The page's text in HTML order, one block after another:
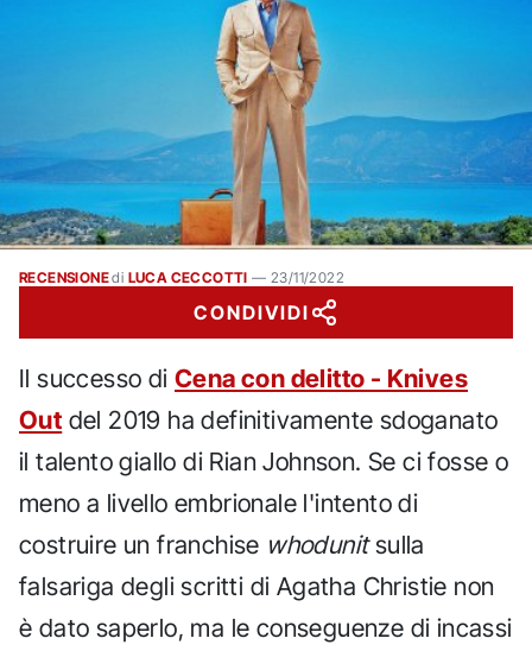
RECENSIONEdi LUCA CECCOTTI —23/11/2022
CONDIVIDI
Il successo di Cena con delitto - Knives
Out del 2019 ha definitivamente sdoganato
il talento giallo di Rian Johnson. Se ci fosse o
meno a livello embrionale l'intento di
costruire un franchise whodunitsulla
falsariga degli scritti di Agatha Christie non
è dato saperlo, ma le conseguenze di incassi